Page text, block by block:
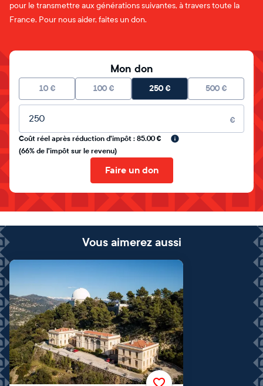
pour le transmettre aux générations suivantes, à travers toute la
France. Pour nous aider, faites un don.
Mon don
10 € 100 € 250€ 500 €
Montant libre
€
Coût réel après réduction d'impôt : 85.00 €
(66% de l'impôt sur le revenu)
Faire un don
Vous aimerez aussi